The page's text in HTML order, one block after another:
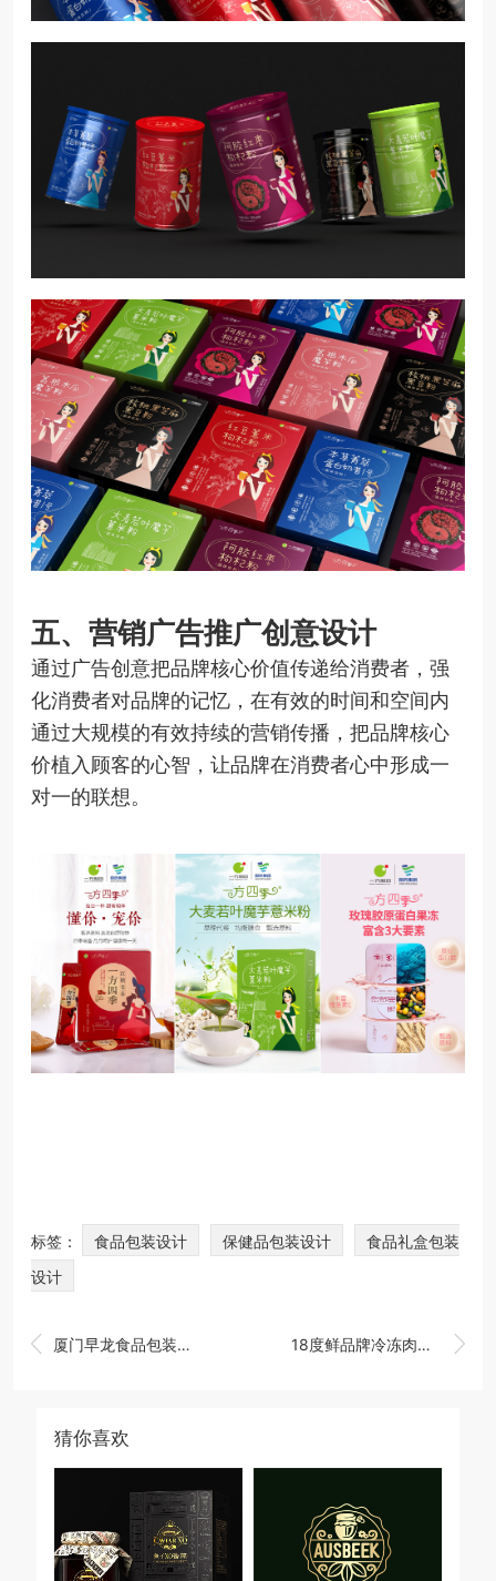
五、 营销广告推广创意设计
通过广告创意把品牌核心价值传递给消费者，强
化消费者对品牌的记忆，在有效的时间和空间内
通过大规模的有效持续的营销传播，把品牌核心
价植入顾客的心智，让品牌在消费者心中形成一
对一的联想。
标签： 食品包装设计 保健品包装设计
食品礼盒包装
设计
 厦门早龙食品包装全案策划设计， 食品饮料包装策划设计公司 
18度鲜品牌冷冻肉制品包装策划设计，品牌肉制品包装设计公司
猜你喜欢